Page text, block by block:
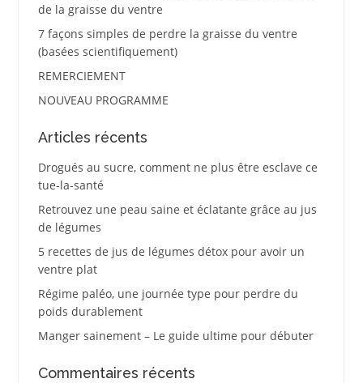
de la graisse du ventre
7 façons simples de perdre la graisse du ventre
(basées scientifiquement)
REMERCIEMENT
NOUVEAU PROGRAMME
Articles récents
Drogués au sucre, comment ne plus être esclave ce
tue-la-santé
Retrouvez une peau saine et éclatante grâce au jus
de légumes
5 recettes de jus de légumes détox pour avoir un
ventre plat
Régime paléo, une journée type pour perdre du
poids durablement
Manger sainement – Le guide ultime pour débuter
Commentaires récents